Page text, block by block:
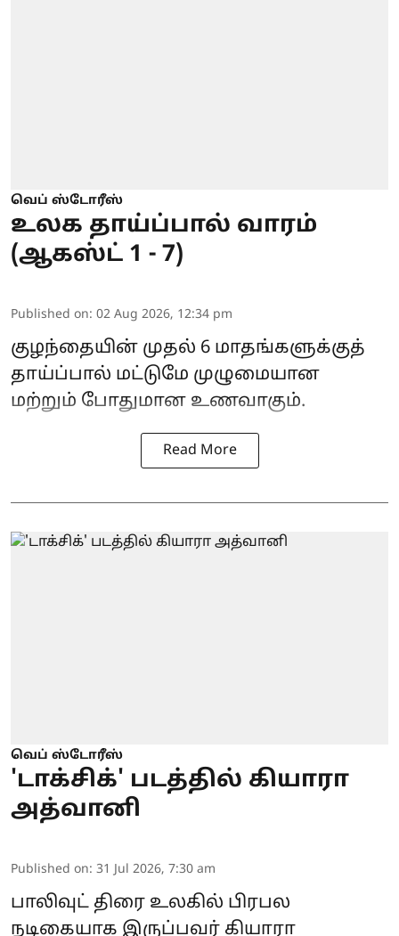
வெப் ஸ்டோரீஸ்
உலக தாய்ப்பால் வாரம்
(ஆகஸ்ட் 1 - 7)
Published on: 02 Aug 2026, 12:34 pm
குழந்தையின் முதல் 6 மாதங்களுக்குத்
தாய்ப்பால் மட்டுமே முழுமையான
மற்றும் போதுமான உணவாகும்.
Read More
வெப் ஸ்டோரீஸ்
'டாக்சிக்' படத்தில் கியாரா
அத்வானி
Published on: 31 Jul 2026, 7:30 am
பாலிவுட் திரை உலகில் பிரபல
நடிகையாக இருப்பவர் கியாரா